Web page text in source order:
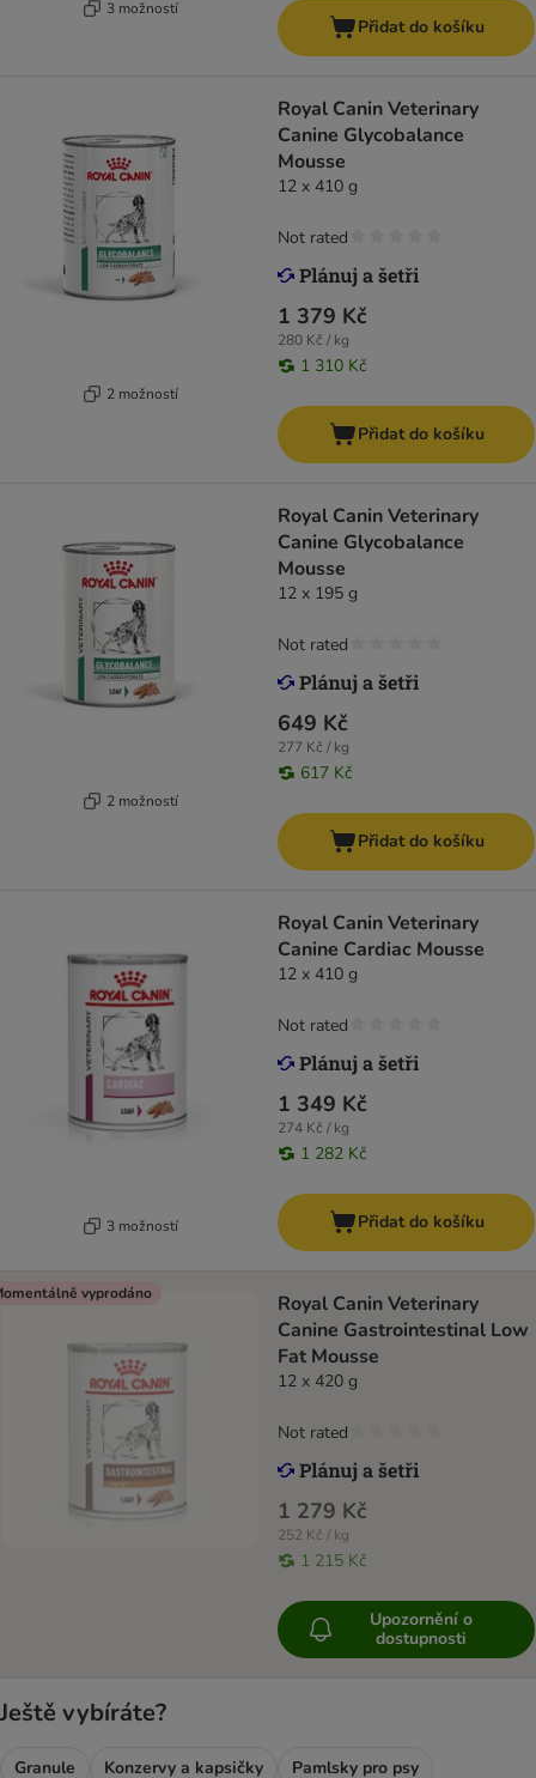
3 možností
Přidat do košíku
2 možností
Royal Canin Veterinary
Canine Glycobalance
Mousse
12 x 410 g
1 379 Kč
280 Kč / kg
1 310 Kč
Not rated
Přidat do košíku
2 možností
Royal Canin Veterinary
Canine Glycobalance
Mousse
12 x 195 g
649 Kč
277 Kč / kg
617 Kč
Not rated
Přidat do košíku
3 možností
Royal Canin Veterinary
Canine Cardiac Mousse
12 x 410 g
1 349 Kč
274 Kč / kg
1 282 Kč
Not rated
Přidat do košíku
vyprodáno
Royal Canin Veterinary
Canine Gastrointestinal Low
Fat Mousse
12 x 420 g
1 279 Kč
252 Kč / kg
1 215 Kč
Not rated
Upozornění o
dostupnosti
Ještě vybíráte?
Granule Konzervy a kapsičky Pamlsky pro psy